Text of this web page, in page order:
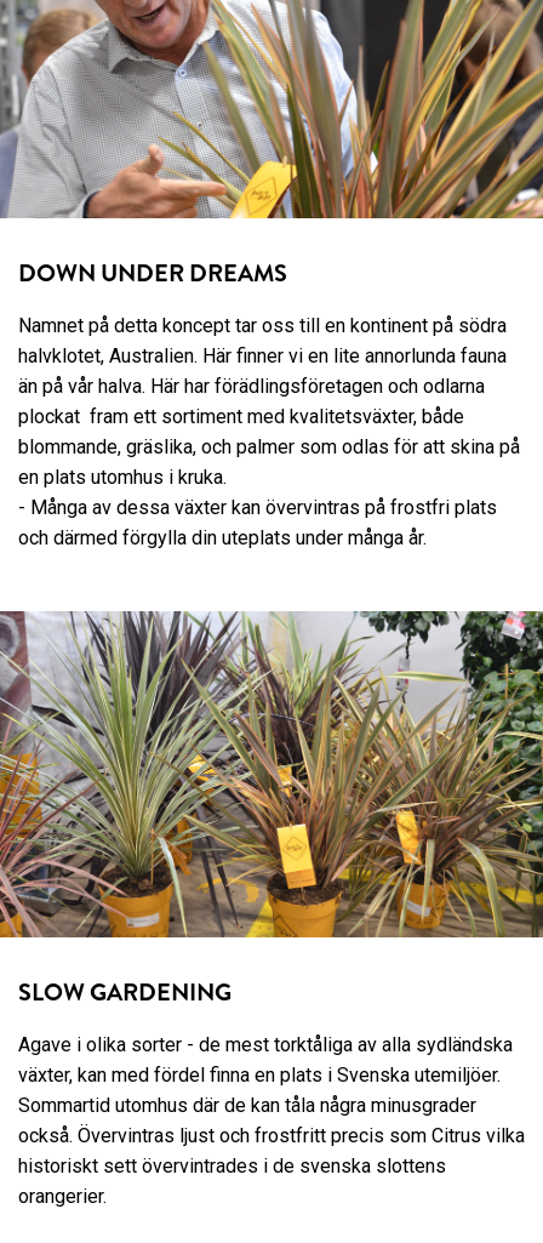
DOWN UNDER DREAMS
Namnet på detta koncept tar oss till en kontinent på södra
halvklotet, Australien. Här finner vi en lite annorlunda fauna
än på vår halva. Här har förädlingsföretagen och odlarna
plockat fram ett sortiment med kvalitetsväxter, både
blommande, gräslika, och palmer som odlas för att skina på
en plats utomhus i kruka.
- Många av dessa växter kan övervintras på frostfri plats
och därmed förgylla din uteplats under många år.
SLOW GARDENING
Agave i olika sorter - de mest torktåliga av alla sydländska
växter, kan med fördel finna en plats i Svenska utemiljöer.
Sommartid utomhus där de kan tåla några minusgrader
också. Övervintras ljust och frostfritt precis som Citrus vilka
historiskt sett övervintrades i de svenska slottens
orangerier.